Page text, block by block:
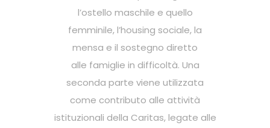
l’ostello maschile e quello
femminile, l’housing sociale, la
mensa e il sostegno diretto
alle famiglie in difficoltà. Una
seconda parte viene utilizzata
come contributo alle attività
istituzionali della Caritas, legate alle